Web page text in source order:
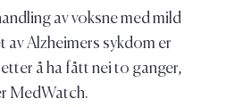
av voksne med mild
av Alzheimers sykdom er
å ha fått nei to ganger,
MedWatch.